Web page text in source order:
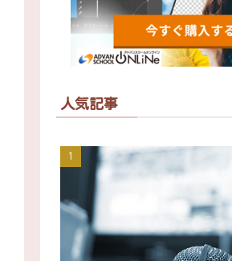
人気記事